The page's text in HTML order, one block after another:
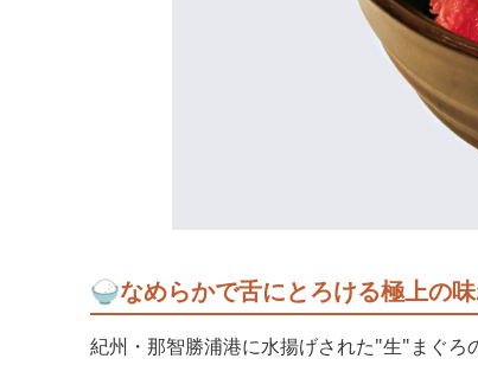
🍚なめらかで舌にとろける極上の
紀州・那智勝浦港に水揚げされた"生"まぐ